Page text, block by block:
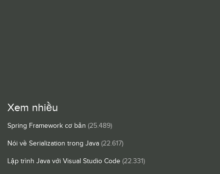
Xem nhiều
Spring Framework cơ bản (25.489)
Nói về Serialization trong Java (22.617)
Lập trình Java với Visual Studio Code (22.331)